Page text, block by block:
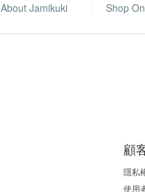
About Jamikuki Shop
顧
隱私
使用